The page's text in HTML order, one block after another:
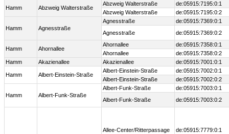
Hamm Abzweig Walterstraße
Abzweig Walterstraße
de:05915:7195:0:1
Abzweig Walterstraße
de:05915:7195:0:2
Hamm Agnesstraße
Agnesstraße
de:05915:7369:0:1
Agnesstraße
de:05915:7369:0:2
Hamm Ahornallee
Ahornallee
de:05915:7358:0:1
Ahornallee
de:05915:7358:0:2
Hamm
Akazienallee Akazienallee de:05915:7001:0:1
Hamm Albert-Einstein-Straße
Albert-Einstein-Straße
de:05915:7002:0:1
Albert-Einstein-Straße
de:05915:7002:0:2
Hamm Albert-Funk-Straße
Albert-Funk-Straße
de:05915:7003:0:1
Albert-Funk-Straße
de:05915:7003:0:2
Allee-Center/Ritterpassage de:05915:7779:0:1